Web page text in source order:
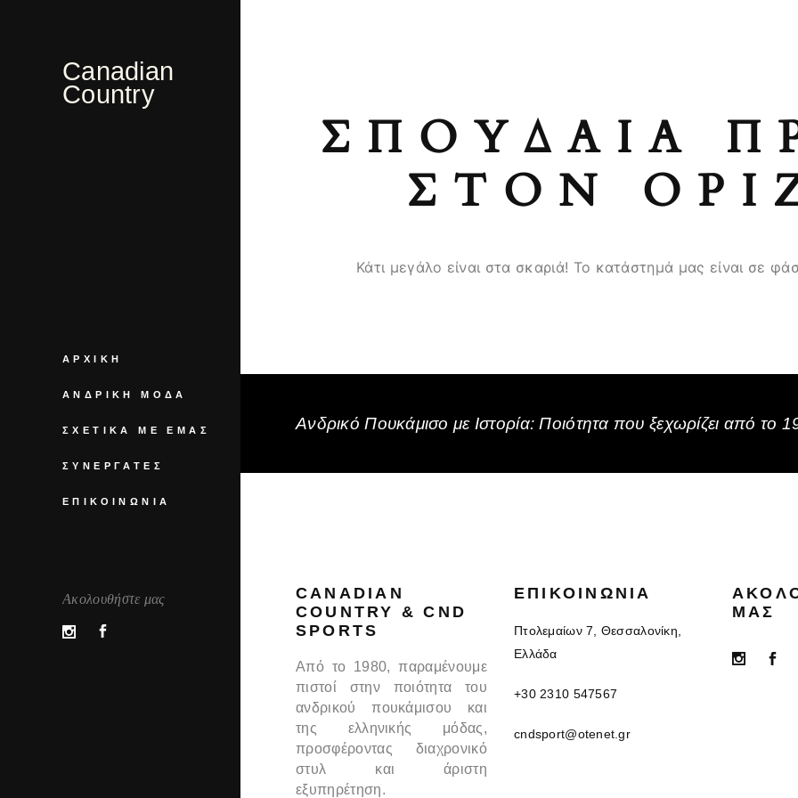
Canadian
Country
ΑΡΧΙΚΉ
ΑΝΔΡΙΚΉ ΜΌΔΑ
ΣΧΕΤΙΚΆ ΜΕ ΕΜΆΣ
ΣΥΝΕΡΓΆΤΕΣ
ΕΠΙΚΟΙΝΩΝΊΑ
Ακολουθήστε μας
ΣΠΟΥΔΑΊΑ
ΣΤΟΝ
Κάτι μεγάλο είναι στα σκαριά! Το κατάστημά μας είναι σε
Ανδρικό Πουκάμισο με Ιστορία: Ποιότητα που ξεχωρίζει από το
CANADIAN
COUNTRY & CND
SPORTS
Από το 1980, παραμένουμε
πιστοί στην ποιότητα του
ανδρικού πουκάμισου και
της ελληνικής μόδας,
προσφέροντας διαχρονικό
στυλ και άριστη
εξυπηρέτηση.
ΕΠΙΚΟΙΝΩΝΊΑ
Πτολεμαίων 7, Θεσσαλονίκη,
Ελλάδα
+30 2310 547567
cndsport@otenet.gr
ΜΑΣ